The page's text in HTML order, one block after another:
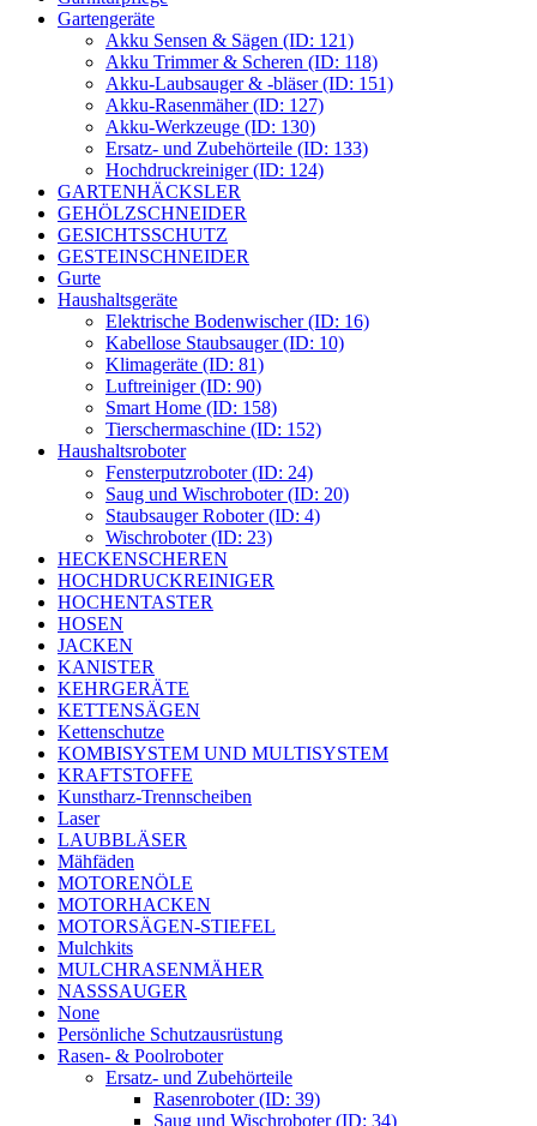
Gartengeräte
Akku Sensen & Sägen (ID: 121)
Akku Trimmer & Scheren (ID: 118)
Akku-Laubsauger & -bläser (ID: 151)
Akku-Rasenmäher (ID: 127)
Akku-Werkzeuge (ID: 130)
Ersatz- und Zubehörteile (ID: 133)
Hochdruckreiniger (ID: 124)
GARTENHÄCKSLER
GEHÖLZSCHNEIDER
GESICHTSSCHUTZ
GESTEINSCHNEIDER
Gurte
Haushaltsgeräte
Elektrische Bodenwischer (ID: 16)
Kabellose Staubsauger (ID: 10)
Klimageräte (ID: 81)
Luftreiniger (ID: 90)
Smart Home (ID: 158)
Tierschermaschine (ID: 152)
Haushaltsroboter
Fensterputzroboter (ID: 24)
Saug und Wischroboter (ID: 20)
Staubsauger Roboter (ID: 4)
Wischroboter (ID: 23)
HECKENSCHEREN
HOCHDRUCKREINIGER
HOCHENTASTER
HOSEN
JACKEN
KANISTER
KEHRGERÄTE
KETTENSÄGEN
Kettenschutze
KOMBISYSTEM UND MULTISYSTEM
KRAFTSTOFFE
Kunstharz-Trennscheiben
Laser
LAUBBLÄSER
Mähfäden
MOTORENÖLE
MOTORHACKEN
MOTORSÄGEN-STIEFEL
Mulchkits
MULCHRASENMÄHER
NASSSAUGER
None
Persönliche Schutzausrüstung
Rasen- & Poolroboter
Ersatz- und Zubehörteile
Rasenroboter (ID: 39)
Saug und Wischroboter (ID: 34)